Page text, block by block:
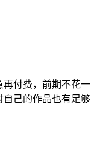
再付费，前期不花一
自己的作品也有足够